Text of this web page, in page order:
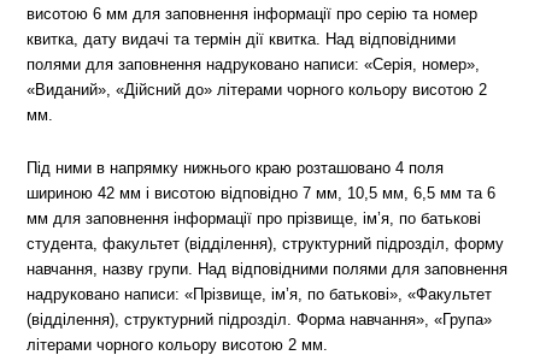
висотою 6 мм для заповнення інформації про серію та номер
квитка, дату видачі та термін дії квитка. Над відповідними
полями для заповнення надруковано написи: «Серія, номер»,
«Виданий», «Дійсний до» літерами чорного кольору висотою 2
мм.
Під ними в напрямку нижнього краю розташовано 4 поля
шириною 42 мм і висотою відповідно 7 мм, 10,5 мм, 6,5 мм та 6
мм для заповнення інформації про прізвище, ім’я, по батькові
студента, факультет (відділення), структурний підрозділ, форму
навчання, назву групи. Над відповідними полями для заповнення
надруковано написи: «Прізвище, ім’я, по батькові», «Факультет
(відділення), структурний підрозділ. Форма навчання», «Група»
літерами чорного кольору висотою 2 мм.